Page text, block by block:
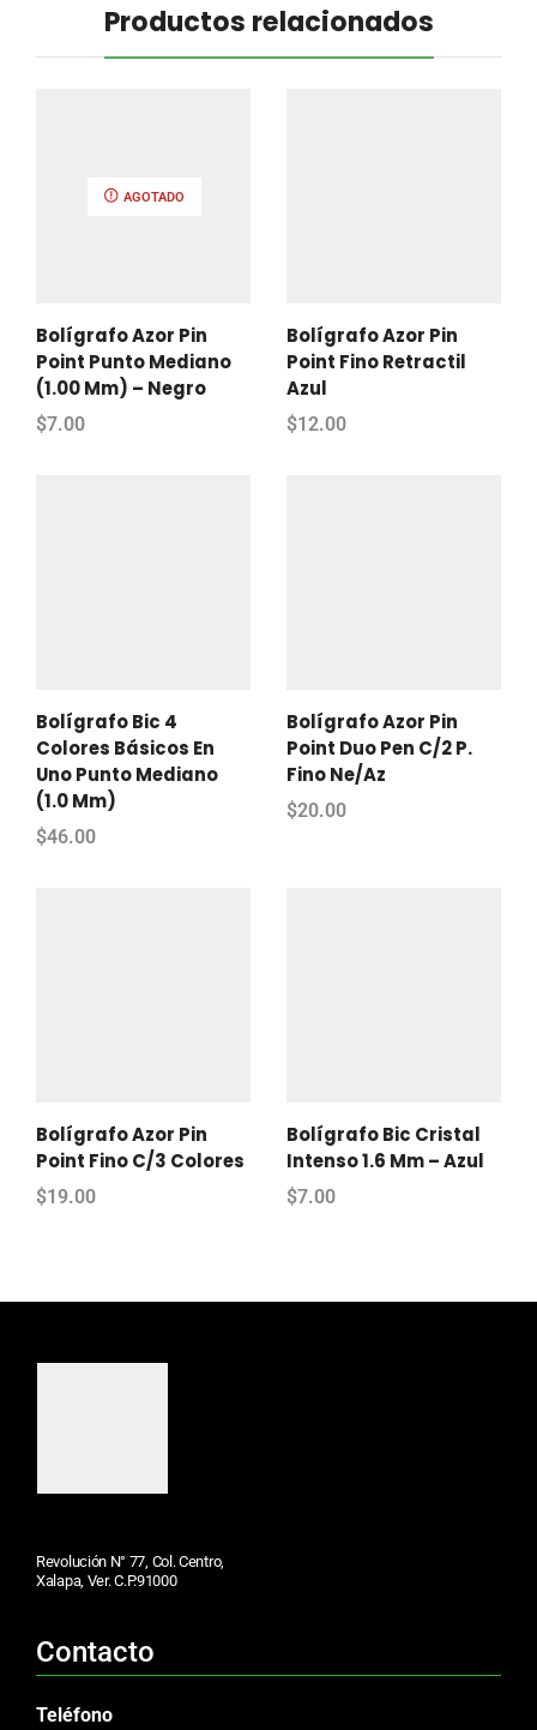
Productos relacionados
AGOTADO
Bolígrafo Azor Pin
Point Punto Mediano
(1.00 Mm) – Negro
$7.00
Bolígrafo Azor Pin
Point Fino Retractil
Azul
$12.00
Bolígrafo Bic 4
Colores Básicos En
Uno Punto Mediano
(1.0 Mm)
$46.00
Bolígrafo Azor Pin
Point Duo Pen C/2 P.
Fino Ne/Az
$20.00
Bolígrafo Azor Pin
Point Fino C/3 Colores
$19.00
Bolígrafo Bic Cristal
Intenso 1.6 Mm – Azul
$7.00
Revolución N° 77, Col. Centro,
Xalapa, Ver. C.P.91000
Contacto
Teléfono